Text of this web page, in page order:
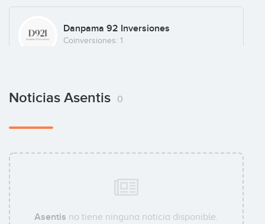
Danpama 92 Inversiones
Coinversiones: 1
Mariano Gon
Noticias Asentis 0
Asentis no tiene ninguna noticia disponible.